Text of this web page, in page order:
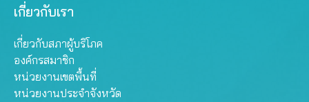
เกี่ยวกับเรา
เกี่ยวกับสภาผู้บริโภค
องค์กรสมาชิก
หน่วยงานเขตพื้นที่
หน่วยงานประจำจังหวัด